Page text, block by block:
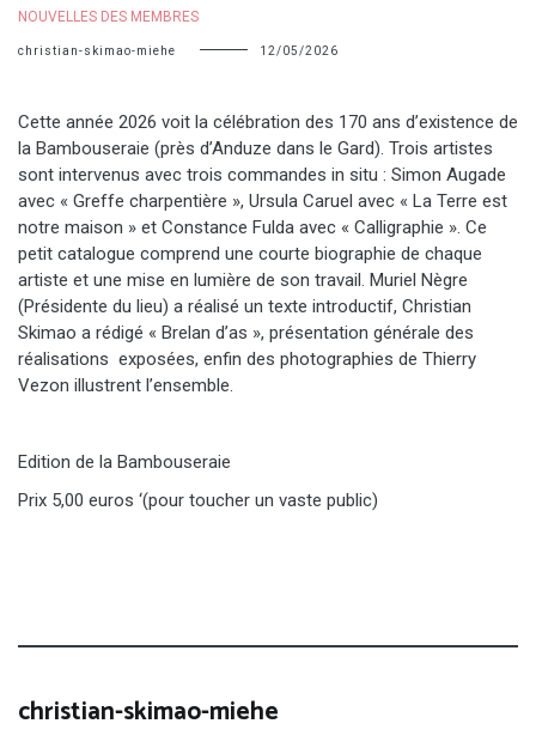
NOUVELLES DES MEMBRES
christian-skimao-miehe 12/05/2026
Cette année 2026 voit la célébration des 170 ans d’existence de
la Bambouseraie (près d’Anduze dans le Gard). Trois artistes
sont intervenus avec trois commandes in situ : Simon Augade
avec « Greffe charpentière », Ursula Caruel avec « La Terre est
notre maison » et Constance Fulda avec « Calligraphie ». Ce
petit catalogue comprend une courte biographie de chaque
artiste et une mise en lumière de son travail. Muriel Nègre
(Présidente du lieu) a réalisé un texte introductif, Christian
Skimao a rédigé « Brelan d’as », présentation générale des
réalisations exposées, enfin des photographies de Thierry
Vezon illustrent l’ensemble.
Edition de la Bambouseraie
Prix 5,00 euros ‘(pour toucher un vaste public)
christian-skimao-miehe